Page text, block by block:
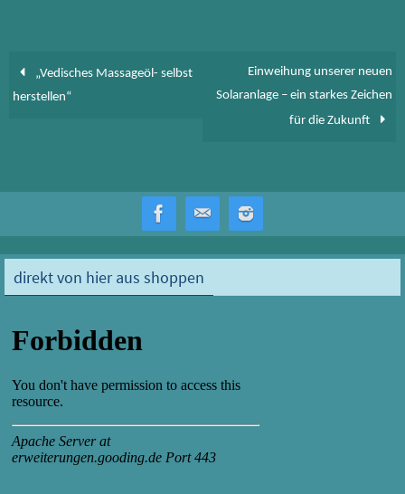
n
„Vedisches Massageöl- selbst
herstellen“
Einweihung unserer neuen
Solaranlage – ein starkes Zeichen
für die Zukunft
direkt von hier aus shoppen